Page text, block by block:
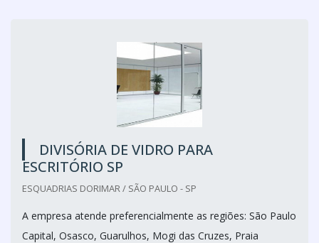
DIVISÓRIA DE VIDRO PARA
ESCRITÓRIO SP
ESQUADRIAS DORIMAR / SÃO PAULO - SP
A empresa atende preferencialmente as regiões: São Paulo
Capital, Osasco, Guarulhos, Mogi das Cruzes, Praia